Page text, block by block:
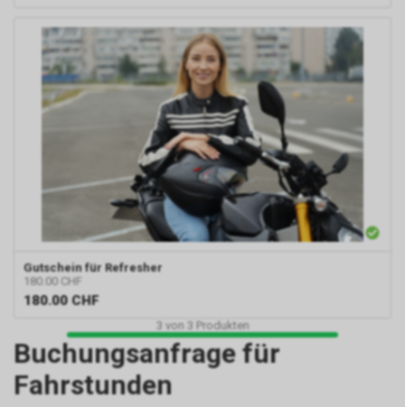
Gutschein für Refresher
180.00 CHF
180.00 CHF
3 von 3 Produkten
Buchungsanfrage für
Fahrstunden